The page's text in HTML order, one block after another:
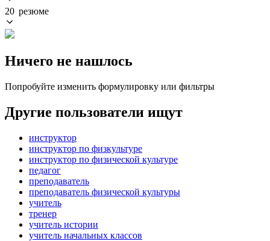
20 резюме
Ничего не нашлось
Попробуйте изменить формулировку или фильтры
Другие пользователи ищут
инструктор
инструктор по физкультуре
инструктор по физической культуре
педагог
преподаватель
преподаватель физической культуры
учитель
тренер
учитель истории
учитель начальных классов